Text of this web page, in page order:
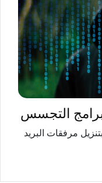
التجسس
مرفقات البريد